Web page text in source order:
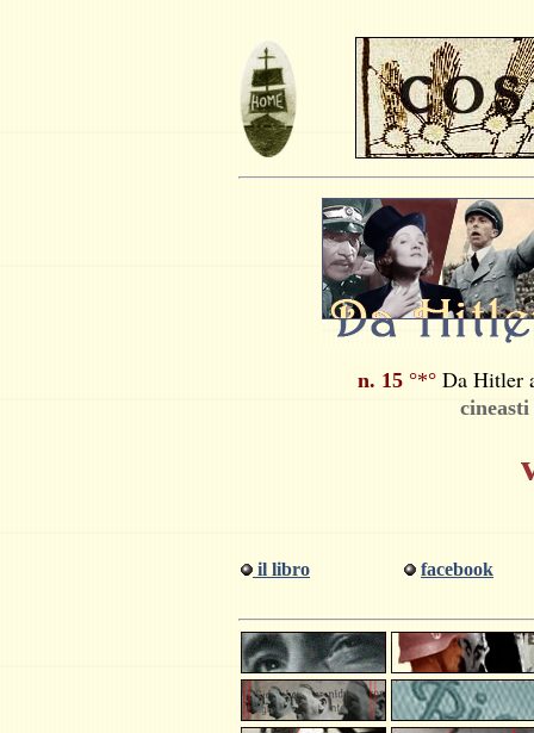
n. 15 °*° Da Hitler
il libro facebook